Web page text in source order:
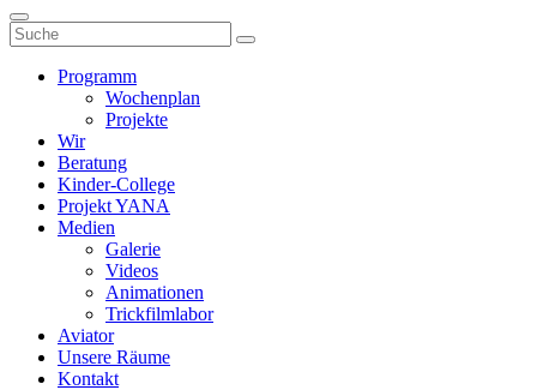
Programm
Wochenplan
Projekte
Wir
Beratung
Kinder-College
Projekt YANA
Medien
Galerie
Videos
Animationen
Trickfilmlabor
Aviator
Unsere Räume
Kontakt